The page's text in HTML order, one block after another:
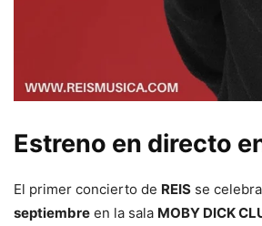
Estreno en directo
El primer concierto de REIS se
septiembre en la sala MOBY DICK